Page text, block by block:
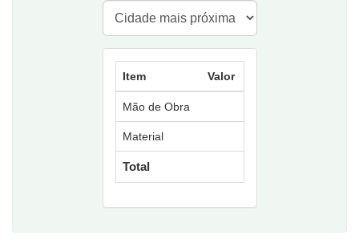
Item Valor
Mão de Obra
Material
Total